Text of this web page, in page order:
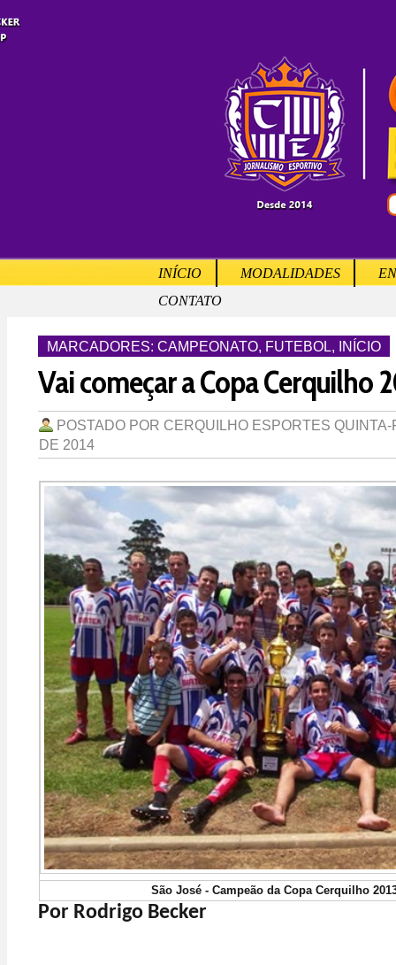
INÍCIO MODALIDADES
CONTATO
MARCADORES: CAMPEONATO, FUTEBOL, INÍCIO
Vai começar a Copa Cerquilho
POSTADO POR CERQUILHO ESPORTES
DE 2014
São José - Campeão da Copa Cerquilho
Por Rodrigo Becker